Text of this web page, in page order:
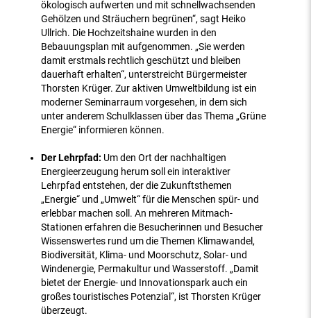
ökologisch aufwerten und mit schnellwachsenden
Gehölzen und Sträuchern begrünen“, sagt Heiko
Ullrich. Die Hochzeitshaine wurden in den
Bebauungsplan mit aufgenommen. „Sie werden
damit erstmals rechtlich geschützt und bleiben
dauerhaft erhalten“, unterstreicht Bürgermeister
Thorsten Krüger. Zur aktiven Umweltbildung ist ein
moderner Seminarraum vorgesehen, in dem sich
unter anderem Schulklassen über das Thema „Grüne
Energie“ informieren können.
Der Lehrpfad: Um den Ort der nachhaltigen
Energieerzeugung herum soll ein interaktiver
Lehrpfad entstehen, der die Zukunftsthemen
„Energie“ und „Umwelt“ für die Menschen spür- und
erlebbar machen soll. An mehreren Mitmach-
Stationen erfahren die Besucherinnen und Besucher
Wissenswertes rund um die Themen Klimawandel,
Biodiversität, Klima- und Moorschutz, Solar- und
Windenergie, Permakultur und Wasserstoff. „Damit
bietet der Energie- und Innovationspark auch ein
großes touristisches Potenzial“, ist Thorsten Krüger
überzeugt.